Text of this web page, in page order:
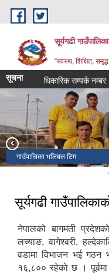
Skip to main content
सूर्यगढी गाउँपालिका
“स्वस्थ, शिक्षित,
सूचनाआधिकारिक सम्पर्क नम्बर।
सूर्यगढी गाउँपालिका प्रशासकीय भवन
गाउँपालिका भलिबल टिम
पर्यटन सम्बन्धी कार्यक्रम
गाउँपालिका परिसर वरिपरि वृक्षारोपण
सूर्यगढी
नेपालको बागमती
लच्याङ, वागेश्वरी,
वडामा विभाजन भई
१६,८०० रहेकाे छ । पूर्वमा